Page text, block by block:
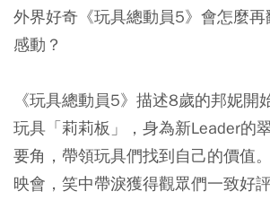
外界好奇《玩具總動員5》會怎麼
感動？
《玩具總動員5》描述8歲的邦妮開
玩具「莉莉板」，身為新Leader的
要角，帶領玩具們找到自己的價值
映會，笑中帶淚獲得觀眾們一致好